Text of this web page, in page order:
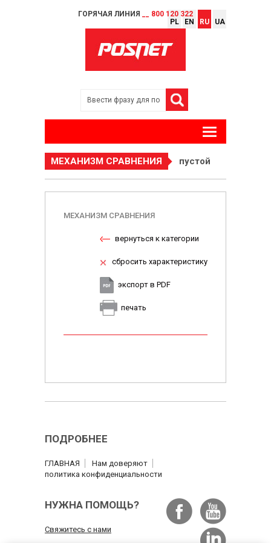
ГОРЯЧАЯ ЛИНИЯ __ 800 120 322
PL
EN RU UA
МЕХАНИЗМ СРАВНЕНИЯ пустой
МЕХАНИЗМ СРАВНЕНИЯ
вернуться к категории
сбросить характеристику
экспорт в PDF
печать
ПОДРОБНЕЕ
ГЛАВНАЯ
Нам доверяют
политика конфиденциальности
НУЖНА ПОМОЩЬ?
Свяжитесь с нами